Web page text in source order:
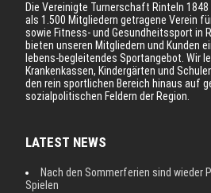
Die Vereinigte Turnerschaft Rinteln 1848
als 1.500 Mitgliedern getragene Verein
sowie Fitness- und Gesundheitssport in
bieten unseren Mitgliedern und Kunden
lebens-begleitendes Sportangebot. Wir
Krankenkassen, Kindergärten und
den rein sportlichen Bereich hinaus auf
sozialpolitischen Feldern der Region.
LATEST NEWS
Nach den Sommerferien sind wieder
Spielen